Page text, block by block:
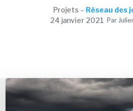
Projets – Réseau des
24 janvier 2021 Par